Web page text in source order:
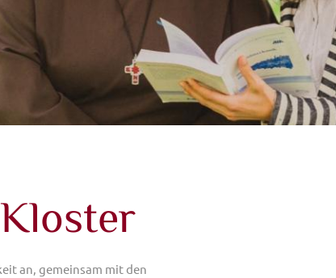
an, gemeinsam mit den